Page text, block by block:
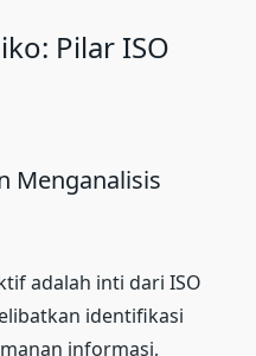
Pilar ISO
Menganalisis
adalah inti dari ISO
identifikasi
informasi,